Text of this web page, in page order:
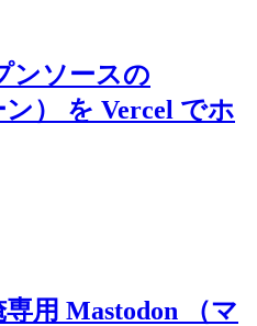
ンソースの
） を Vercel でホ
用 Mastodon （マ